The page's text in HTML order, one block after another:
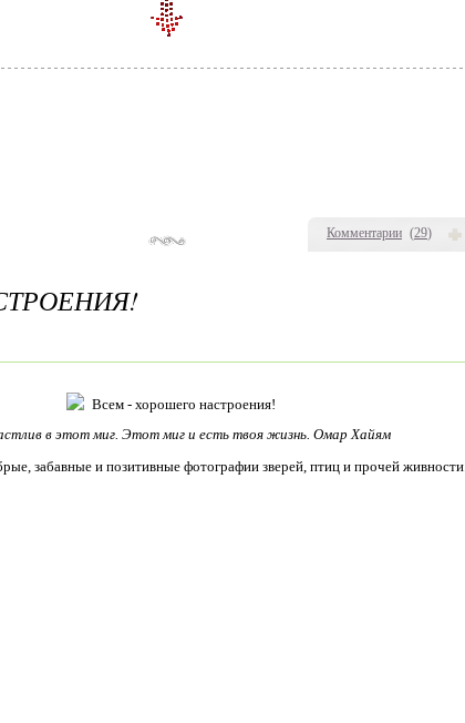
Комментарии (29)
в этот миг. Этот миг и есть твоя жизнь. Омар Хайям
забавные и позитивные фотографии зверей, птиц и прочей живности.